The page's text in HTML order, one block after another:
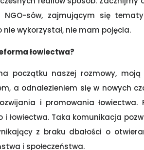
NGO-sów, zajmującym się
nie wykorzystał, nie mam pojęcia.
łowiectwa?
początku naszej rozmowy,
a odnalezieniem się w nowych
i promowania łowiectwa.
i łowiectwa. Taka komunikacja
z braku dbałości o
i społeczeństwa.